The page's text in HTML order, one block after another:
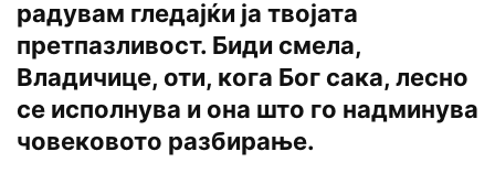
радувам гледајќи ја твојата
претпазливост. Биди смела,
Владичице, оти, кога Бог сака, лесно
се исполнува и она што го надминува
човековото разбирање.